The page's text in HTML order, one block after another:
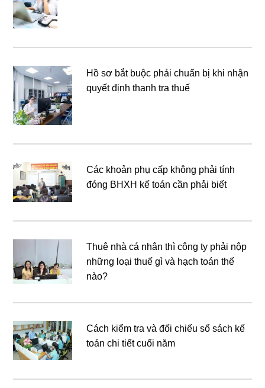
Hồ sơ bắt buộc phải chuẩn bị khi nhận
quyết định thanh tra thuế
Các khoản phụ cấp không phải tính
đóng BHXH kế toán cần phải biết
Thuê nhà cá nhân thì công ty phải nộp
những loại thuế gì và hạch toán thế
nào?
Cách kiểm tra và đối chiếu sổ sách kế
toán chi tiết cuối năm